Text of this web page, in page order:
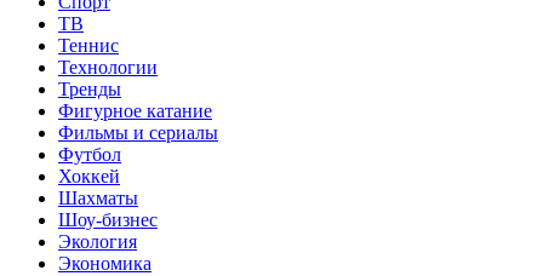
ТВ
Теннис
Технологии
Тренды
Фигурное катание
Фильмы и сериалы
Футбол
Хоккей
Шахматы
Шоу-бизнес
Экология
Экономика